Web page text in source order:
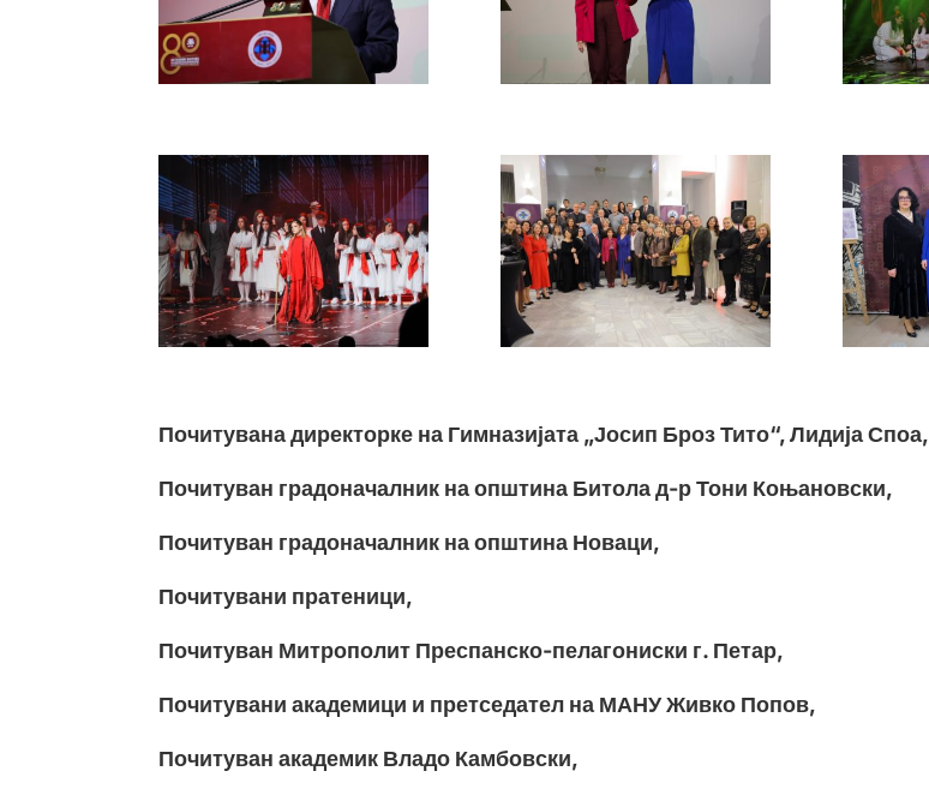
Почитувана директорке на Гимназијата „Јосип Броз Тито“, Лидија Споа,
Почитуван градоначалник на општина Битола д-р Тони Коњановски,
Почитуван градоначалник на општина Новаци,
Почитувани пратеници,
Почитуван Митрополит Преспанско-пелагониски г. Петар,
Почитувани академици и претседател на МАНУ Живко Попов,
Почитуван академик Владо Камбовски,